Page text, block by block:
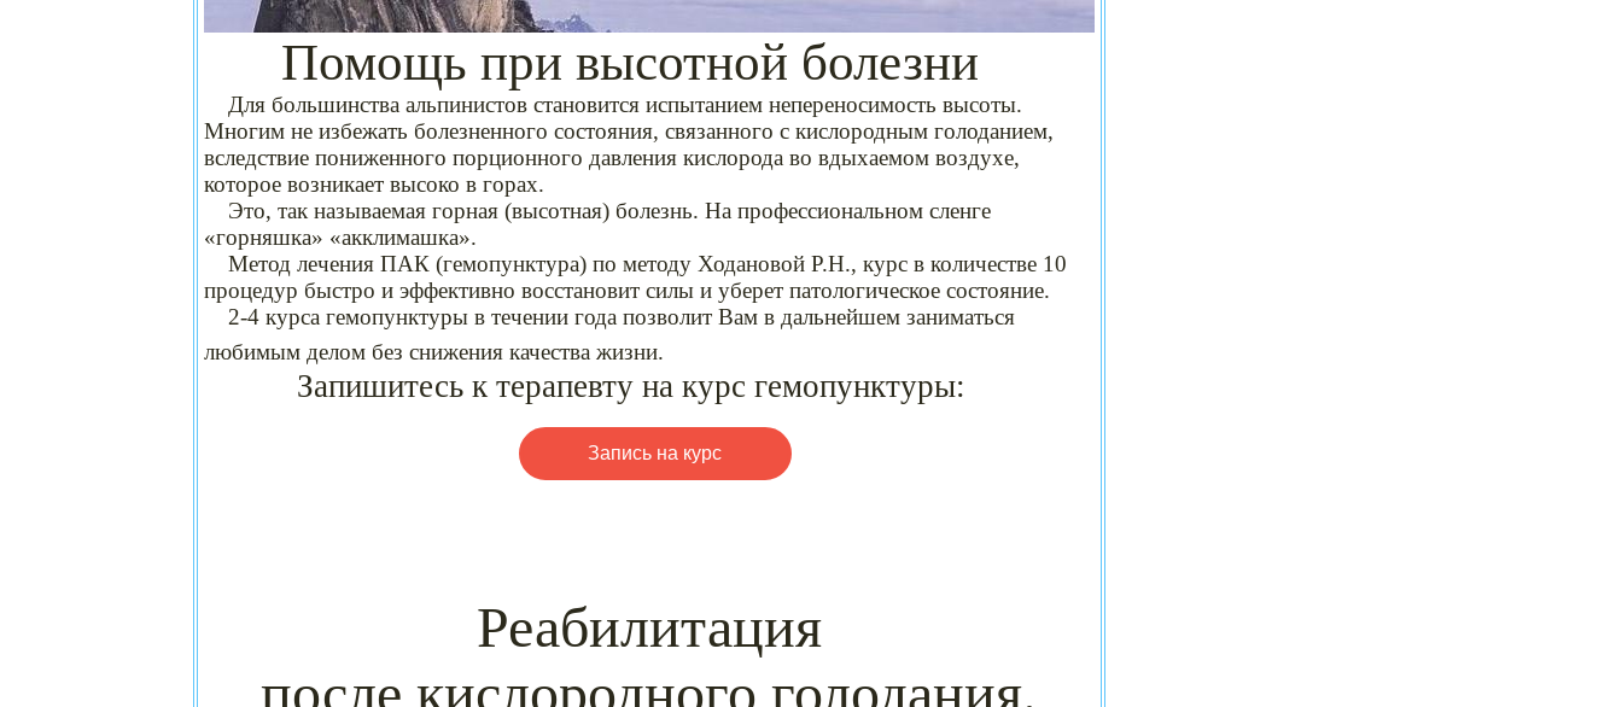
Помощь при высотной болезни
Для большинства альпинистов становится испытанием непереносимость высоты.
Многим не избежать болезненного состояния, связанного с кислородным голоданием,
вследствие пониженного порционного давления кислорода во вдыхаемом воздухе,
которое возникает высоко в горах.
Это, так называемая горная (высотная) болезнь. На профессиональном сленге
«горняшка» «акклимашка».
Метод лечения ПАК (гемопунктура) по методу Ходановой Р.Н., курс в количестве 10
процедур быстро и эффективно восстановит силы и уберет патологическое состояние.
2-4 курса гемопунктуры в течении года позволит Вам в дальнейшем заниматься
любимым делом без снижения качества жизни.
Запишитесь к терапевту на курс гемопунктуры:
Запись на курс
Реабилитация
после кислородного голодания.